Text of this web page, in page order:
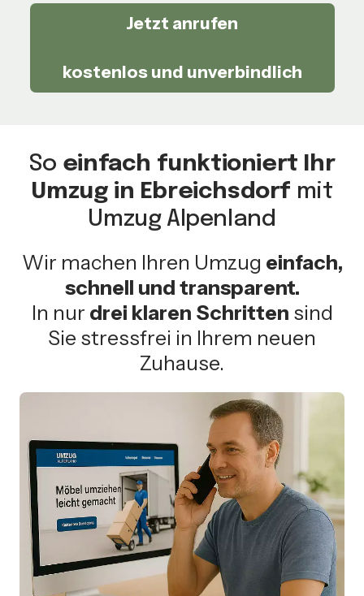
Jetzt anrufen
kostenlos und unverbindlich
So einfach funktioniert Ihr
Umzug in Ebreichsdorf mit
Umzug Alpenland
Wir machen Ihren Umzug einfach,
schnell und transparent.
In nur drei klaren Schritten sind
Sie stressfrei in Ihrem neuen
Zuhause.